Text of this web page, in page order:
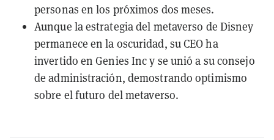
personas en los próximos dos meses.
Aunque la estrategia del metaverso de Disney
permanece en la oscuridad, su CEO ha
invertido en Genies Inc y se unió a su consejo
de administración, demostrando optimismo
sobre el futuro del metaverso.